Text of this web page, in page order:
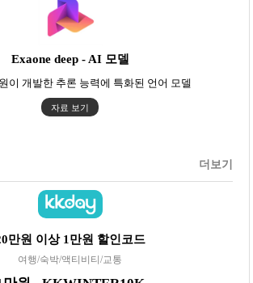
Exaone deep - AI 모델
이 개발한 추론 능력에 특화된 언어 모델
자료 보기
더보기
만원 이상 1만원 할인코드
여행/숙박/액티비티/교통